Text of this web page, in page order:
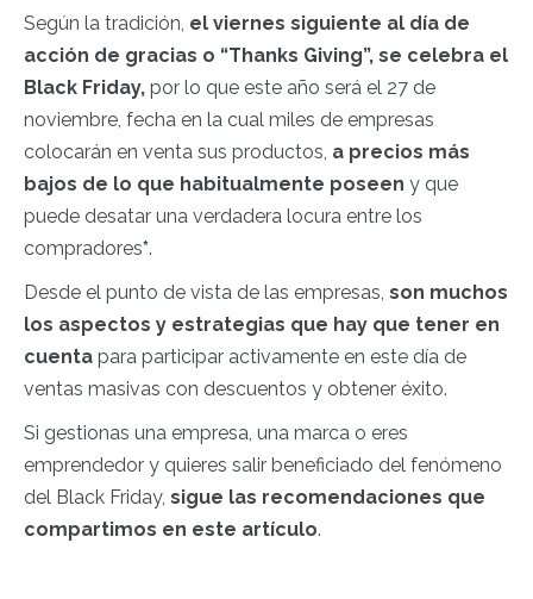
Según la tradición, el viernes siguiente al día de
acción de gracias o “Thanks Giving”, se celebra el
Black Friday, por lo que este año será el 27 de
noviembre, fecha en la cual miles de empresas
colocarán en venta sus productos, a precios más
bajos de lo que habitualmente poseen y que
puede desatar una verdadera locura entre los
compradores*.
Desde el punto de vista de las empresas, son muchos
los aspectos y estrategias que hay que tener en
cuenta para participar activamente en este día de
ventas masivas con descuentos y obtener éxito.
Si gestionas una empresa, una marca o eres
emprendedor y quieres salir beneficiado del fenómeno
del Black Friday, sigue las recomendaciones que
compartimos en este artículo.